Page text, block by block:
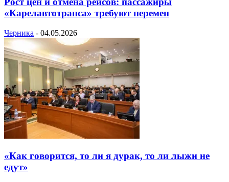
«Карелавтотранса» требуют перемен
Черника - 04.05.2026
«Как говорится, то ли я дурак, то ли лыжи не
едут»